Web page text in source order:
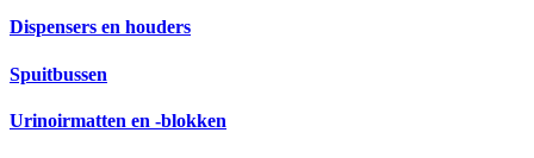
Dispensers en houders
Spuitbussen
Urinoirmatten en -blokken